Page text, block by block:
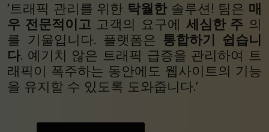
‘트래픽 관리를 위한 탁월한 솔루션! 팀은 매
우 전문적이고 고객의 요구에 세심한 주 의
를 기울입니다. 플랫폼은 통합하기 쉽습니
다. 예기치 않은 트래픽 급증을 관리하여 트
래픽이 폭주하는 동안에도 웹사이트의 기능
을 유지할 수 있도록 도와줍니다.’